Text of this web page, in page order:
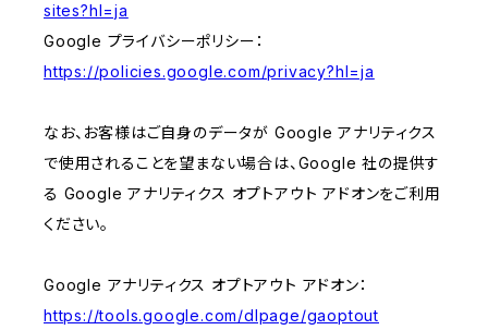
sites?hl=ja
Google プライバシーポリシー：
https://policies.google.com/privacy?hl=ja
なお、お客様はご自身のデータが Google アナリティクス
で使用されることを望まない場合は、Google 社の提供す
る Google アナリティクス オプトアウト アドオンをご利用
ください。
Google アナリティクス オプトアウト アドオン：
https://tools.google.com/dlpage/gaoptout